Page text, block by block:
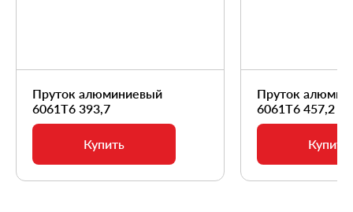
Пруток алюминиевый
6061Т6 393,7
Купить
Пруток
6061Т6 457,2
Купить